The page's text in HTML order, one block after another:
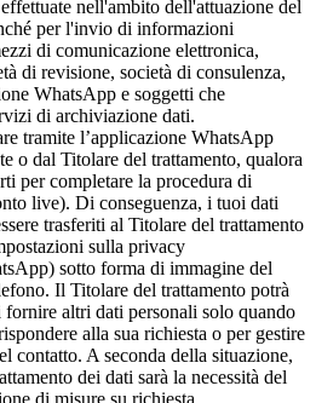
nell'ambito dell'attuazione del
per l'invio di informazioni
di comunicazione elettronica,
di revisione, società di consulenza,
WhatsApp e soggetti che
di archiviazione dati.
tramite l’applicazione WhatsApp
o dal Titolare del trattamento, qualora
per completare la procedura di
live). Di conseguenza, i tuoi dati
trasferiti al Titolare del trattamento
sulla privacy
sotto forma di immagine del
Il Titolare del trattamento potrà
fornire altri dati personali solo quando
alla sua richiesta o per gestire
contatto. A seconda della situazione,
dei dati sarà la necessità del
di misure su richiesta